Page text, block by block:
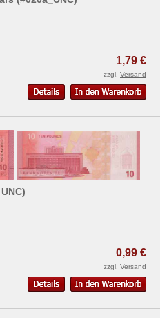
1,79 €
zzgl. Versand
0,99 €
zzgl. Versand